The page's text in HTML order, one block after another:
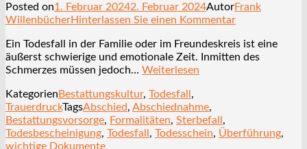
Posted on1. Februar 20242. Februar 2024AutorFrank
WillenbücherHinterlassen Sie einen Kommentar
Ein Todesfall in der Familie oder im Freundeskreis ist eine
äußerst schwierige und emotionale Zeit. Inmitten des
Schmerzes müssen jedoch… Weiterlesen
Kategorien Bestattungskultur, Todesfall ,
TrauerdruckTagsAbschied, Abschiednahme,
Bestattungsvorsorge, Formalitäten, Sterbefall ,
Todesbescheinigung, Todesfall , Todesschein, Überführung,
wichtige Dokumente